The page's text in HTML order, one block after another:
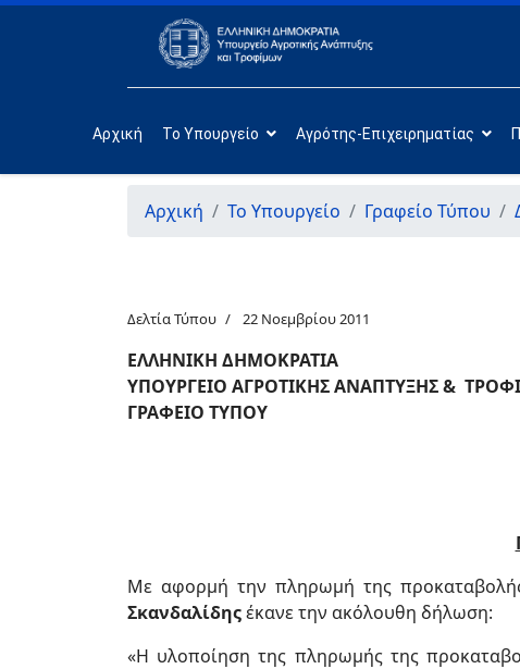
Αρχική Το Υπουργείο Αγρότης-Επιχειρηματίας
Αρχική Το Υπουργείο Γραφείο Τύπου
Δελτία Τύπου 22 Νοεμβρίου 2011
ΕΛΛΗΝΙΚΗ ΔΗΜΟΚΡΑΤΙΑ
ΥΠΟΥΡΓΕΙΟ ΑΓΡΟΤΙΚΗΣ ΑΝΑΠΤΥΞΗΣ &
ΓΡΑΦΕΙΟ ΤΥΠΟΥ
Με αφορμή την πληρωμή της
Σκανδαλίδηςέκανε την ακόλουθη δήλωση:
«Η υλοποίηση της πληρωμής της